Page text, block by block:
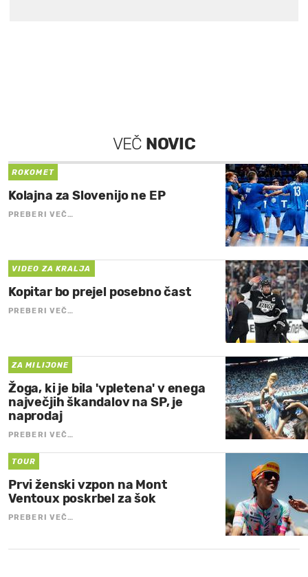
VEČ NOVIC
ROKOMET
Kolajna za Slovenijo ne EP
PREBERI VEČ…
VIDEO ZA KRALJA
Kopitar bo prejel posebno čast
PREBERI VEČ…
ZA MILIJONE
Žoga, ki je bila 'vpletena' v enega
največjih škandalov na SP, je
naprodaj
PREBERI VEČ…
TOUR
Prvi ženski vzpon na Mont
Ventoux poskrbel za šok
PREBERI VEČ…